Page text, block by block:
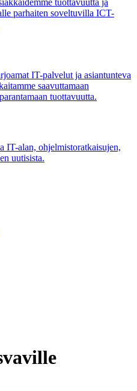
parhaiten soveltuvilla ICT-
IT-palvelut ja asiantunteva
saavuttamaan
tuottavuutta.
IT-alan, ohjelmistoratkaisujen,
uutisista.